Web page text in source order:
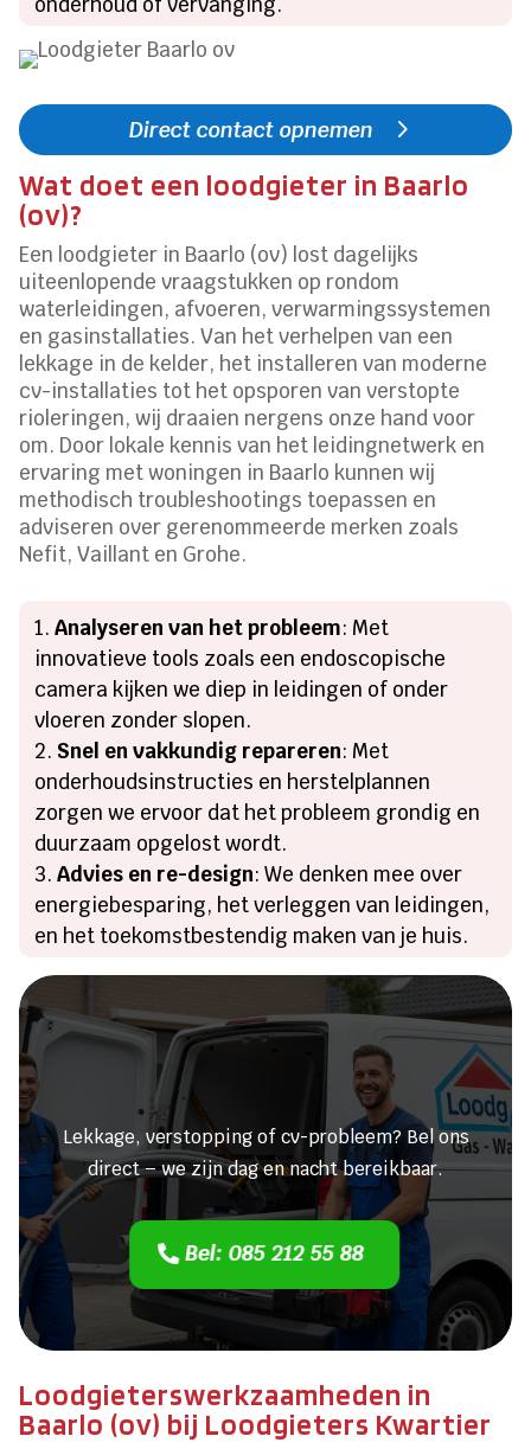
Direct contact opnemen
Wat doet een loodgieter in Baarlo
(ov)?
Een loodgieter in Baarlo (ov) lost dagelijks
uiteenlopende vraagstukken op rondom
waterleidingen, afvoeren, verwarmingssystemen
en gasinstallaties. Van het verhelpen van een
lekkage in de kelder, het installeren van moderne
cv-installaties tot het opsporen van verstopte
rioleringen, wij draaien nergens onze hand voor
om. Door lokale kennis van het leidingnetwerk en
ervaring met woningen in Baarlo kunnen wij
methodisch troubleshootings toepassen en
adviseren over gerenommeerde merken zoals
Nefit, Vaillant en Grohe.
Analyseren van het probleem: Met
innovatieve tools zoals een endoscopische
camera kijken we diep in leidingen of onder
vloeren zonder slopen.
Snel en vakkundig repareren: Met
onderhoudsinstructies en herstelplannen
zorgen we ervoor dat het probleem grondig en
duurzaam opgelost wordt.
Advies en re-design: We denken mee over
energiebesparing, het verleggen van leidingen,
en het toekomstbestendig maken van je huis.
Heeft u een lekkage of een
verstopping?
Lekkage, verstopping of cv-probleem? Bel ons
direct – we zijn dag en nacht bereikbaar.
Bel: 085 212 55 88
Loodgieterswerkzaamheden in
Baarlo (ov) bij Loodgieters Kwartier